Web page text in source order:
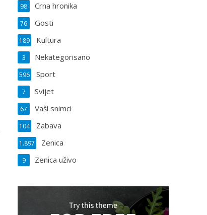
Crna hronika
98
Gosti
76
Kultura
189
Nekategorisano
3
Sport
596
Svijet
7
Vaši snimci
67
Zabava
104
Zenica
1.897
Zenica uživo
9